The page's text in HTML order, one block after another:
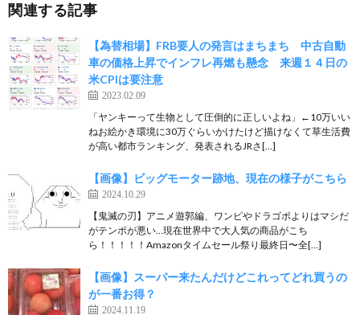
関連する記事
【為替相場】FRB要人の発言はまちまち 中古自動
車の価格上昇でインフレ再燃も懸念 来週１４日の
米CPIは要注意
2023.02.09
「ヤンキーって生物として圧倒的に正しいよね」←10万いい
ねお絵かき環境に30万ぐらいかけたけど描けなくて草生活費
が高い都市ランキング、発表されるJRさ[…]
【画像】ビッグモーター跡地、現在の様子がこちら
2024.10.29
【鬼滅の刃】アニメ遊郭編、ワンピやドラゴボよりはマシだ
がテンポが悪い…現在世界中で大人気の商品がこち
ら！！！！！Amazonタイムセール祭り最終日〜全[…]
【画像】スーパー来たんだけどこれってどれ買うの
が一番お得？
2024.11.19